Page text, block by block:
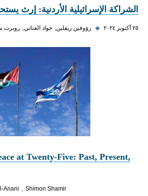
الشراكة الإسرائيلية الأردنية: إرث
٢٥ أكتوبر ٢٠٢٤ ◆ رؤوفين ريفلين جواد العناني روبرت
at Twenty-Five: Past, Present,
Anani Shimon Shamir